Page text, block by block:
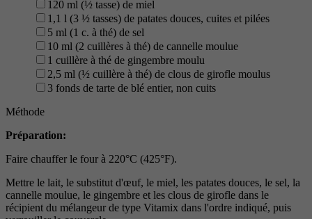
120 ml (½ tasse) de miel
1,1 l (3 ½ tasses) de patates douces, cuites et pilées
5 ml (1 c. à thé) de sel
10 ml (2 cuillères à thé) de cannelle moulue
1 cuillère à thé de gingembre moulu
2,5 ml (½ cuillère à thé) de clous de girofle moulus
3 fonds de tarte de blé entier, non cuits
Méthode
Préparation:
Faire chauffer le four à 220°C (425°F).
Mettre le lait, le substitut d'œuf, le miel, les patates douces, le sel, la
cannelle moulue, le gingembre et les clous de girofle dans le
récipient du mélangeur de type Vitamix dans l'ordre indiqué, puis